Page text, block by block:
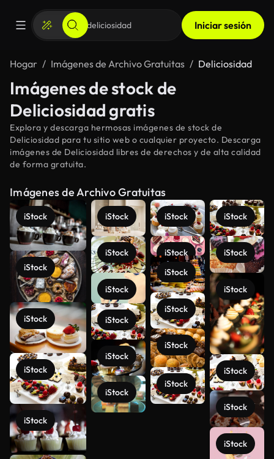
Iniciar sesión
Hogar Imágenes de Archivo Gratuitas Deliciosidad
Imágenes de stock de
Deliciosidad gratis
Explora y descarga hermosas imágenes de stock de
Deliciosidad para tu sitio web o cualquier proyecto. Descarga
imágenes de Deliciosidad libres de derechos y de alta calidad
de forma gratuita.
Imágenes de Archivo Gratuitas
iStock
iStock
iStock
iStock
iStock
iStock
iStock
iStock
iStock
iStock
iStock
iStock
iStock
iStock
iStock
iStock
iStock
iStock
iStock
iStock
iStock
iStock
iStock